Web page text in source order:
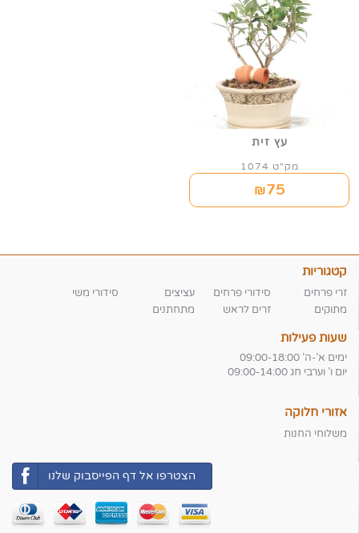
עץ זית
מק"ט 1074
₪75
קטגוריות
זרי פרחים סידורי פרחים עציצים
סידורי משי
מתוקים
זרים לראש מתחתנים
שעות פעילות
ימים א'-ה' 09:00-18:00
יום ו' וערבי חג 09:00-14:00
אזורי חלוקה
משלוחי החנות
הצטרפו אל דף הפייסבוק שלנו